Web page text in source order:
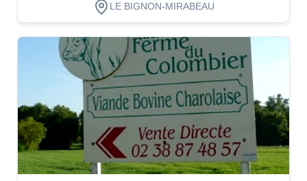
LE BIGNON-MIRABEAU
Dégustation